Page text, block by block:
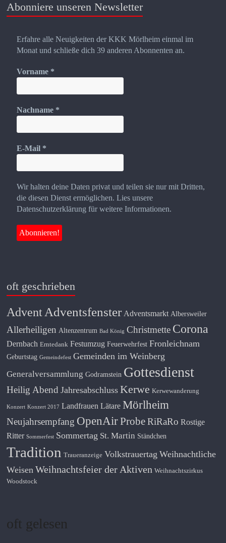
Abonniere unseren Newsletter
Erfahre alle Neuigkeiten der KKK Mörlheim einmal im
Monat und schließe dich 39 anderen Abonnenten an.
Vorname *
Nachname *
E-Mail *
Wir halten deine Daten privat und teilen sie nur mit Dritten,
die diesen Dienst ermöglichen. Lies unsere
Datenschutzerklärung für weitere Informationen.
oft geschrieben
Advent Adventsfenster Adventsmarkt Albersweiler
Allerheiligen Altenzentrum Bad König Christmette Corona
Dernbach Erntedank Festumzug Feuerwehrfest Fronleichnam
Geburtstag Gemeindefest Gemeinden im Weinberg
Generalversammlung Godramstein Gottesdienst
Heilig Abend Jahresabschluss Kerwe Kerwewanderung
Konzert Konzert 2017 Landfrauen Lätare Mörlheim
Neujahrsempfang OpenAirProbe RiRaRo Rostige
Ritter Sommerfest Sommertag St. Martin Ständchen
Tradition Traueranzeige Volkstrauertag Weihnachtliche
Weisen Weihnachtsfeier der Aktiven Weihnachtszirkus
Woodstock
oft gelesen